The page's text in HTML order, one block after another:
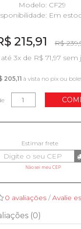
Modelo: CF29
Em
R$
215,91
3x de R$ 71,97 sem
205,11 à vista no pix ou
Não sei meu CEP
0 avaliações/Avalie
(0)